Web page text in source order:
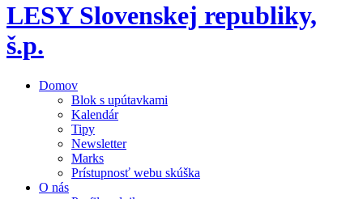
LESY Slovenskej republiky,
š.p.
Domov
Blok s upútavkami
Kalendár
Tipy
Newsletter
Marks
Prístupnosť webu skúška
O nás